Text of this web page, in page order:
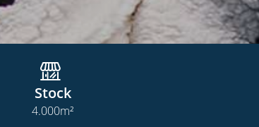
Stock
4.000m²